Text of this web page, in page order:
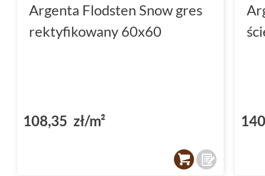
Argenta Flodsten Snow gres
rektyfikowany 60x60
108,35 zł/m²